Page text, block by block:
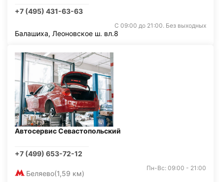
+7 (495) 431-63-63
С 09:00 до 21:00. Без выходных
Балашиха, Леоновское ш. вл.8
Автосервис Севастопольский
+7 (499) 653-72-12
Беляево(1,59 км)
Пн-Вс: 09:00 - 21:00